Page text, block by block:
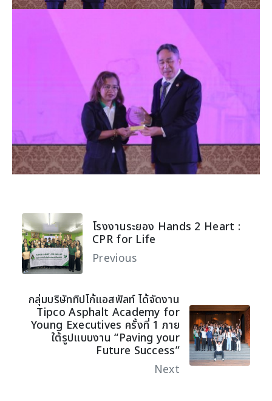
โรงงานระยอง Hands 2 Heart :
CPR for Life
Previous
กลุ่มบริษัททิปโก้แอสฟัลท์ ได้จัดงาน
Tipco Asphalt Academy for
Young Executives ครั้งที่ 1 ภาย
ใต้รูปแบบงาน “Paving your
Future Success”
Next